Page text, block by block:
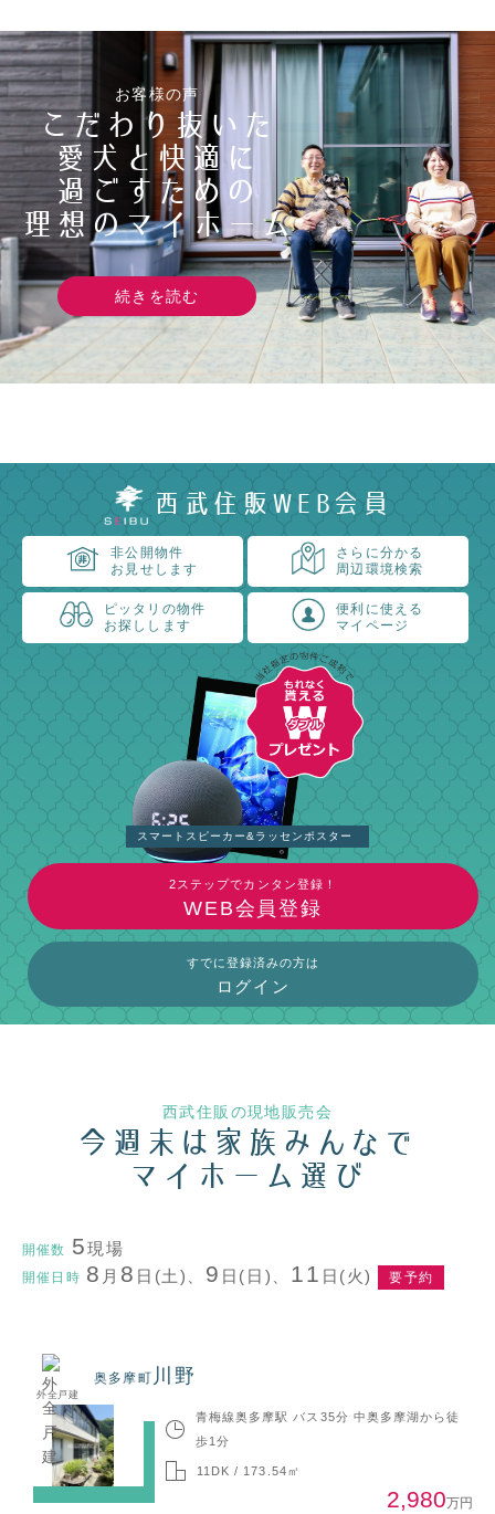
お客様の声
こだわり抜いた
愛犬と快適に
過ごすための
理想のマイホーム
続きを読む
西武住販WEB会員
非公開物件
お見せします
さらに分かる
周辺環境検索
ピッタリの物件
お探しします
便利に使える
マイページ
2ステップでカンタン登録！
WEB会員登録
すでに登録済みの方は
ログイン
スマートスピーカー&ラッセンポスター
西武住販の現地販売会
今週末は 家族みんなで
マイホーム選び
開催数 5現場
開催日時 8 月 8 日(土)、 9 日(日)、 11 日(火) 要予約
外全戸建
奥多摩町 川野
青梅線奥多摩駅 バス35分 中奥多摩湖から徒
歩1分
11DK / 173.54㎡
2,980万円